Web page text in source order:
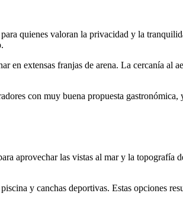
quienes valoran la privacidad y la
en extensas franjas de arena. La cercanía al
con muy buena propuesta gastronómica,
aprovechar las vistas al mar y la topografía
y canchas deportivas. Estas opciones